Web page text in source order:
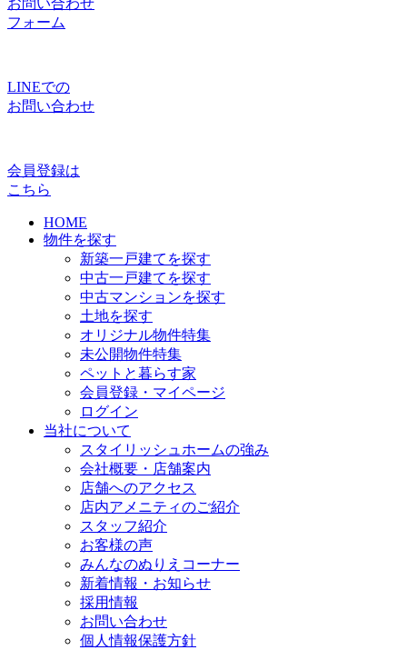
フォーム
LINEでの
お問い合わせ
会員登録は
こちら
HOME
物件を探す
新築一戸建てを探す
中古一戸建てを探す
中古マンションを探す
土地を探す
オリジナル物件特集
未公開物件特集
ペットと暮らす家
会員登録・マイページ
ログイン
当社について
スタイリッシュホームの強み
会社概要・店舗案内
店舗へのアクセス
店内アメニティのご紹介
スタッフ紹介
お客様の声
みんなのぬりえコーナー
新着情報・お知らせ
採用情報
お問い合わせ
個人情報保護方針